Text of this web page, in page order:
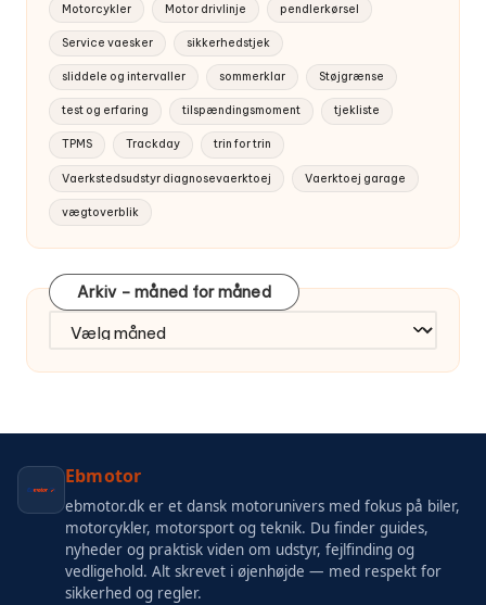
Motorcykler Motor drivlinje pendlerkørsel
Service vaesker sikkerhedstjek
sliddele og intervaller sommerklar Støjgrænse
test og erfaring tilspændingsmoment tjekliste
TPMS Trackday trin for trin
Vaerkstedsudstyr diagnosevaerktoej Vaerktoej garage
vægtoverblik
Arkiv – måned for måned
Arkiv
måned
Ebmotor
ebmotor.dk er et dansk motorunivers med fokus på biler,
motorcykler, motorsport og teknik. Du finder guides,
nyheder og praktisk viden om udstyr, fejlfinding og
vedligehold. Alt skrevet i øjenhøjde — med respekt for
sikkerhed og regler.